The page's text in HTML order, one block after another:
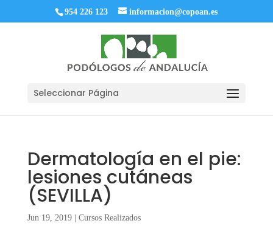
954 226 123 informacion@copoan.es
Seleccionar Página
Dermatología en el pie:
lesiones cutáneas
(SEVILLA)
Jun 19, 2019| Cursos Realizados